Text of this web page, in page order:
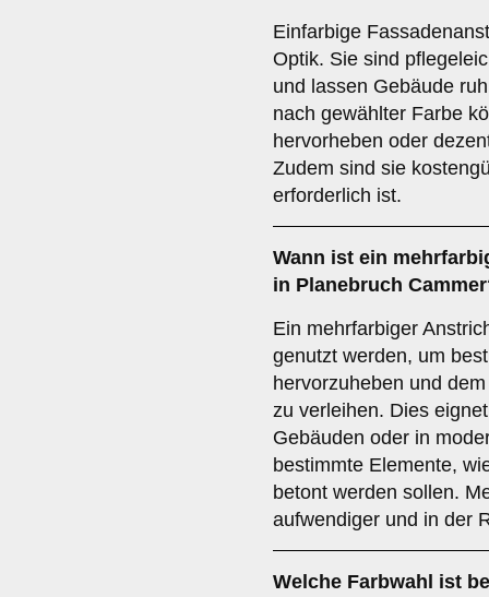
Einfarbige
Optik. Sie sind
und lassen Gebäude
nach gewählter Farbe
hervorheben oder
Zudem sind sie
erforderlich ist.
Wann ist ein
in Planebruch
Ein mehrfarbiger
genutzt werden, um
hervorzuheben und
zu verleihen. Dies
Gebäuden oder in
bestimmte Elemente,
betont werden sollen.
aufwendiger und in der
Welche Farbwahl ist